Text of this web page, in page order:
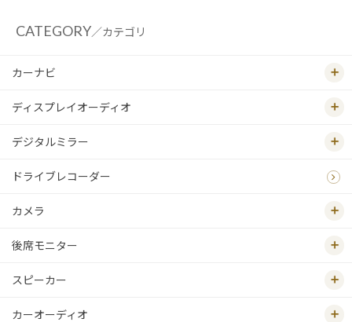
CATEGORY／カテゴリ
カーナビ
ディスプレイオーディオ
デジタルミラー
ドライブレコーダー
カメラ
後席モニター
スピーカー
カーオーディオ